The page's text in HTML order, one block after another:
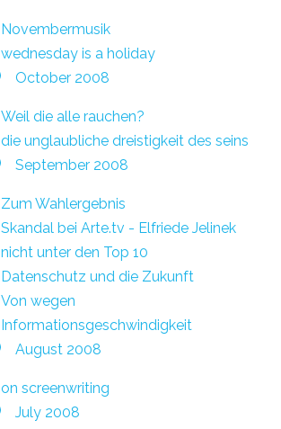
Novembermusik
wednesday is a holiday
October 2008
Weil die alle rauchen?
die unglaubliche dreistigkeit des seins
September 2008
Zum Wahlergebnis
Skandal bei Arte.tv - Elfriede Jelinek
nicht unter den Top 10
Datenschutz und die Zukunft
Von wegen
Informationsgeschwindigkeit
August 2008
on screenwriting
July 2008